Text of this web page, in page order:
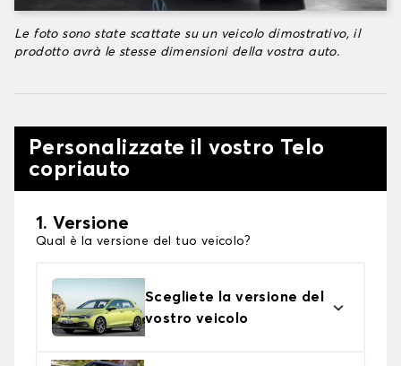
Le foto sono state scattate su un veicolo dimostrativo, il
prodotto avrà le stesse dimensioni della vostra auto.
Personalizzate il vostro Telo
copriauto
1. Versione
Qual è la versione del tuo veicolo?
Scegliete la versione del
vostro veicolo